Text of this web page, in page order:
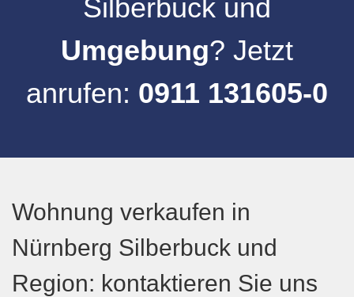
Silberbuck und
Umgebung? Jetzt
anrufen: 0911 131605-0
Wohnung verkaufen in
Nürnberg Silberbuck und
Region: kontaktieren Sie uns